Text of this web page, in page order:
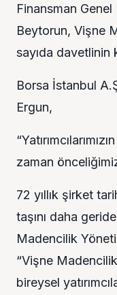
Finansman Genel
Beytorun, Vişne
sayıda davetlinin
Borsa İstanbul
Ergun,
zaman
72 yıllık şirket
taşını daha
Madencilik
“Vişne
bireysel